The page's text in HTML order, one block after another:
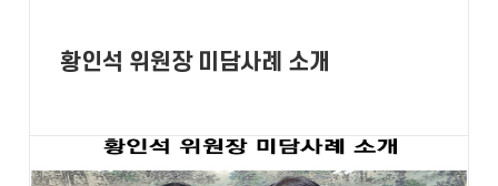
황인석 위원장 미담사례 소개